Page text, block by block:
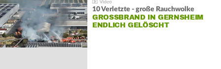
10 Verletzte - große Rauchwolke
GROSSBRAND IN GERNSHEIM E
NDLICH GELÖSCHT